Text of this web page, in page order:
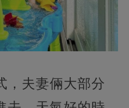
，夫妻倆大部分